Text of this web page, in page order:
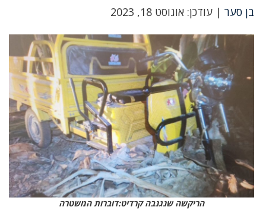
בן סער | עודכן: אוגוסט 18, 2023
הריקשה שנגנבה קרדיט:דוברות המשטרה